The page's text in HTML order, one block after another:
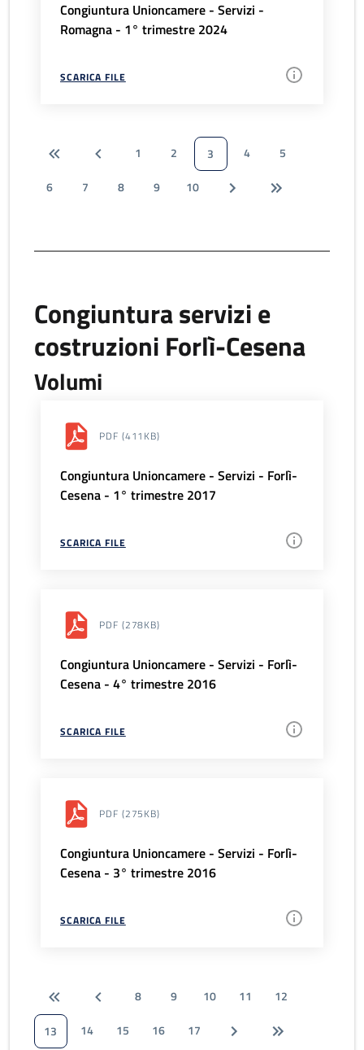
Congiuntura Unioncamere - Servizi -
Romagna - 1° trimestre 2024
SCARICA FILE
1 2 3 4
5
6
7 8 9 10
Congiuntura servizi e
costruzioni Forlì-Cesena
Volumi
PDF (411KB)
Congiuntura Unioncamere - Servizi - Forlì-
Cesena - 1° trimestre 2017
SCARICA FILE
PDF (278KB)
Congiuntura Unioncamere - Servizi - Forlì-
Cesena - 4° trimestre 2016
SCARICA FILE
PDF (275KB)
Congiuntura Unioncamere - Servizi - Forlì-
Cesena - 3° trimestre 2016
SCARICA FILE
8 9 10 11
12
13
14 15 16 17